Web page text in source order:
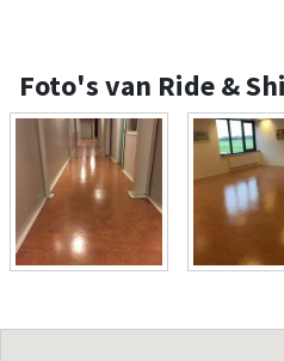
Foto's van Ride &